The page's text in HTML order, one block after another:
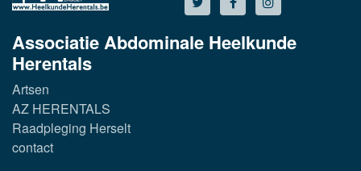
Associatie Abdominale Heelkunde
Herentals
Artsen
AZ HERENTALS
Raadpleging Herselt
contact